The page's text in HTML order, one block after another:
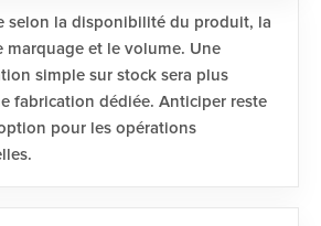
selon la disponibilité du produit, la
marquage et le volume. Une
simple sur stock sera plus
fabrication dédiée. Anticiper reste
pour les opérations